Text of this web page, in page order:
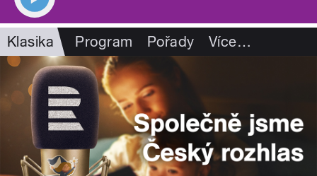
Klasika Program Pořady Více…